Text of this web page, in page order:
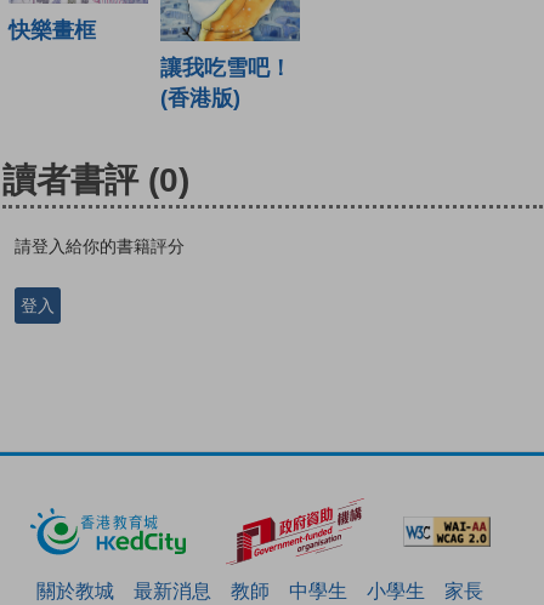
快樂畫框
讓我吃雪吧！
(香港版)
讀者書評 (0)
請登入給你的書籍評分
登入
關於教城 最新消息 教師 中學生 小學生
家長